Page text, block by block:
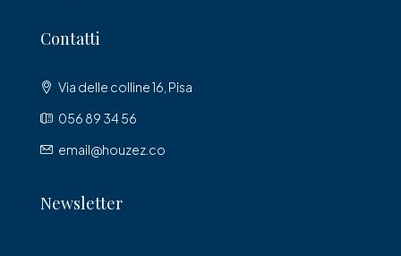
Contatti
Via delle colline 16, Pisa
056 89 34 56
email@houzez.co
Newsletter